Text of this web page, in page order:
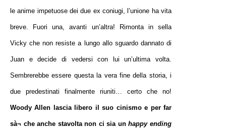
le anime impetuose dei due ex coniugi, l’unione ha vita
breve. Fuori una, avanti un’altra! Rimonta in sella
Vicky che non resiste a lungo allo sguardo dannato di
Juan e decide di vedersi con lui un’ultima volta.
Sembrerebbe essere questa la vera fine della storia, i
due predestinati finalmente riuniti… certo che no!
Woody Allen lascia libero il suo cinismo e per far
sà¬ che anche stavolta non ci sia unhappy ending